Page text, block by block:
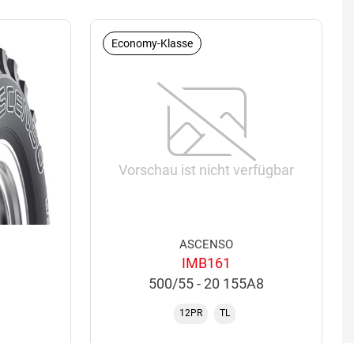
Vorschau ist nicht verfügbar
Economy-Klasse
ASCENSO
IMB161
500/55 - 20 155A8
12PR TL